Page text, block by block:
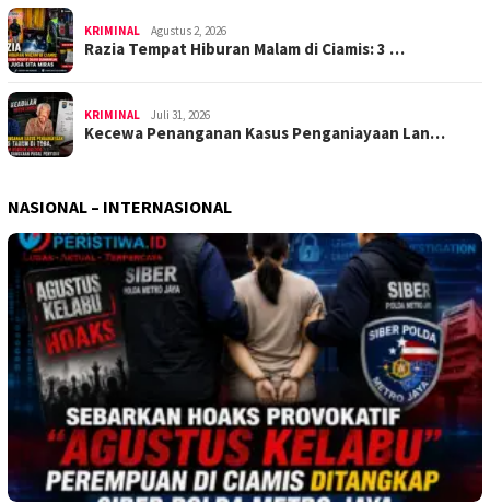
KRIMINAL Agustus 2, 2026
Razia Tempat Hiburan Malam di Ciamis: 3 …
KRIMINAL Juli 31, 2026
Kecewa Penanganan Kasus Penganiayaan Lan…
NASIONAL – INTERNASIONAL